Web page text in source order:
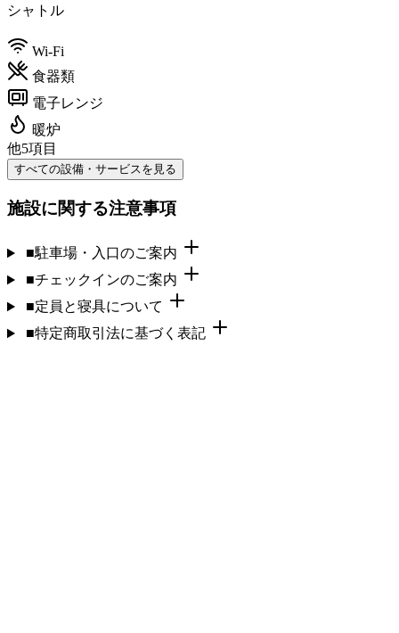
シャトル
Wi-Fi
食器類
電子レンジ
暖炉
他5項目
すべての設備・サービスを見る
施設に関する注意事項
■駐車場・入口のご案内
■チェックインのご案内
■定員と寝具について
■特定商取引法に基づく表記